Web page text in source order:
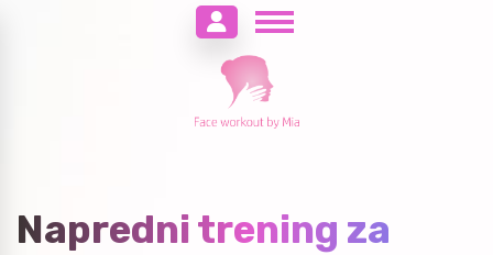
Napredni trening za